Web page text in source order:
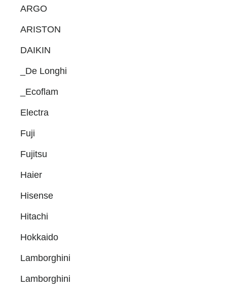
Primary
Sidebar
ARGO
ARISTON
DAIKIN
_De Longhi
_Ecoflam
Electra
Fuji
Fujitsu
Haier
Hisense
Hitachi
Hokkaido
Lamborghini
Lamborghini